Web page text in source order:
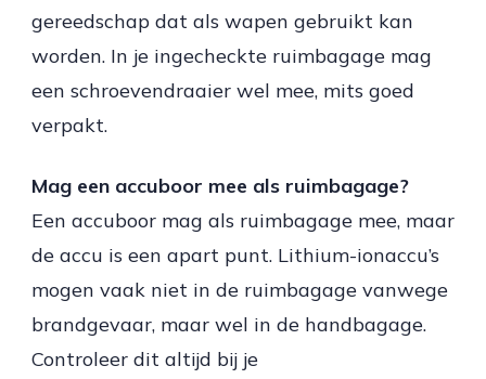
gereedschap dat als wapen gebruikt kan
worden. In je ingecheckte ruimbagage mag
een schroevendraaier wel mee, mits goed
verpakt.
Mag een accuboor mee als ruimbagage?
Een accuboor mag als ruimbagage mee, maar
de accu is een apart punt. Lithium-ionaccu’s
mogen vaak niet in de ruimbagage vanwege
brandgevaar, maar wel in de handbagage.
Controleer dit altijd bij je